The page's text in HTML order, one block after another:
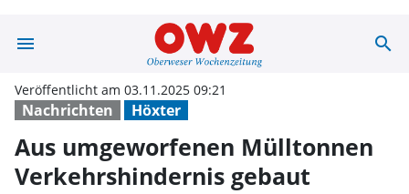
menu Aus search
Nachrichten Höxter
Veröffentlicht am 03.11.2025 09:21
Aus umgeworfenen Mülltonnen
Verkehrshindernis gebaut